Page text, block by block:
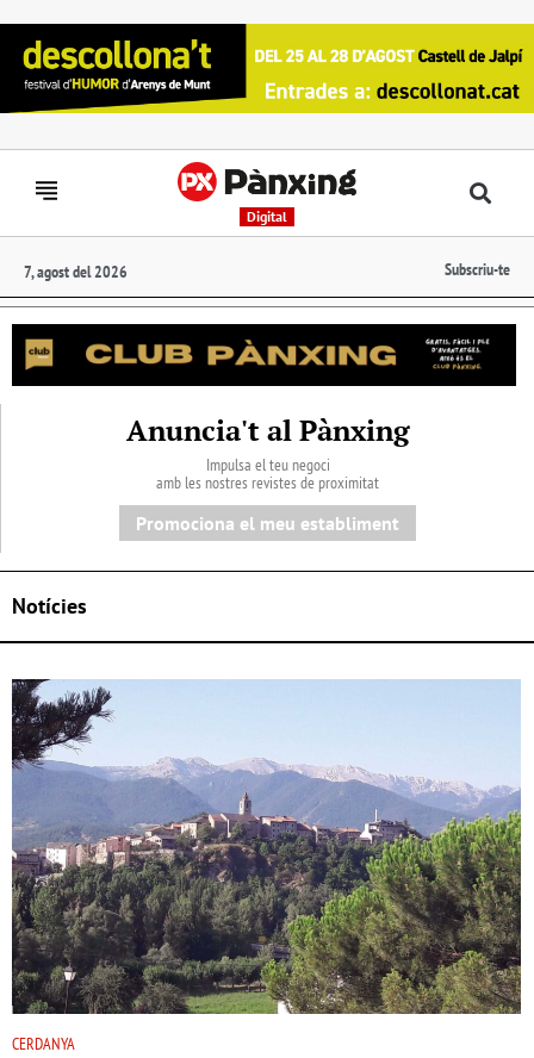
Digital
7, agost del 2026 Subscriu-te
Anuncia't al Pànxing
Impulsa el teu negoci
amb les nostres revistes de proximitat
Promociona el meu establiment
Notícies
CERDANYA